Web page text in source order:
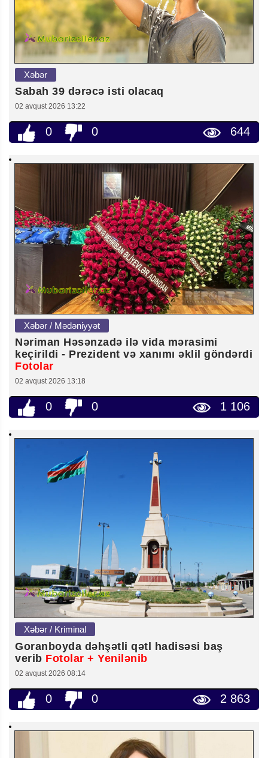
Xəbər
Sabah 39 dərəcə isti olacaq
02 avqust 2026 13:22
0 0 644
Xəbər / Mədəniyyət
Nəriman Həsənzadə ilə vida mərasimi
keçirildi - Prezident və xanımı əklil göndərdi
Fotolar
02 avqust 2026 13:18
0 0 1 106
Xəbər / Kriminal
Goranboyda dəhşətli qətl hadisəsi baş
verib Fotolar + Yenilənib
02 avqust 2026 08:14
0 0 2 863